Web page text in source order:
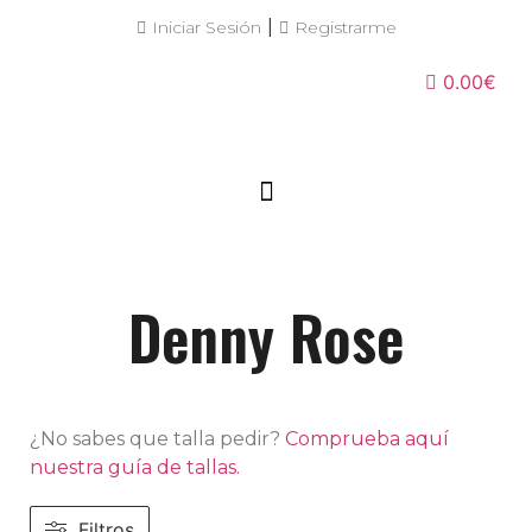
Iniciar Sesión Registrarme
0.00€
Denny Rose
¿No sabes que talla pedir? Comprueba aquí
nuestra guía de tallas.